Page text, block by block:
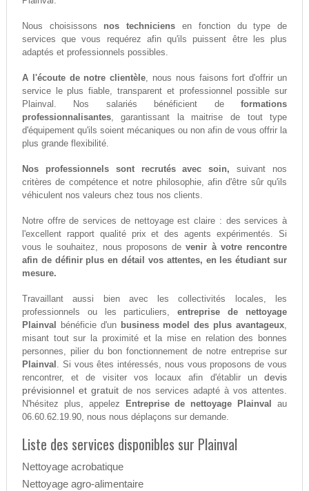
Nous choisissons nos techniciens en fonction du type de
services que vous requérez afin qu'ils puissent être les plus
adaptés et professionnels possibles.
A l'écoute de notre clientèle, nous nous faisons fort d'offrir un
service le plus fiable, transparent et professionnel possible sur
Plainval. Nos salariés bénéficient deformations
professionnalisantes, garantissant la maitrise de tout type
d'équipement qu'ils soient mécaniques ou non afin de vous offrir la
plus grande flexibilité.
Nos professionnels sont recrutés avec soin, suivant nos
critères de compétence et notre philosophie, afin d'être sûr qu'ils
véhiculent nos valeurs chez tous nos clients.
Notre offre de services de nettoyage est claire : des services à
l'excellent rapport qualité prix et des agents expérimentés. Si
vous le souhaitez, nous proposons devenir à votre rencontre
afin de définir plus en détail vos attentes, en les étudiant sur
mesure.
Travaillant aussi bien avec les collectivités locales, les
professionnels ou les particuliers,entreprise de nettoyage
Plainval
bénéficie d'un business model des plus avantageux,
misant tout sur la proximité et la mise en relation des bonnes
personnes, pilier du bon fonctionnement de notre entreprise sur
Plainval . Si vous êtes intéressés, nous vous proposons de vous
rencontrer, et de visiter vos locaux afin d'établir undevis
prévisionnel et gratuitde nos services adapté à vos attentes.
N'hésitez plus, appelez
Entreprise de nettoyage Plainval
au
06.60.62.19.90, nous nous déplaçons sur demande.
Liste des services disponibles sur Plainval
Nettoyage acrobatique
Nettoyage agro-alimentaire